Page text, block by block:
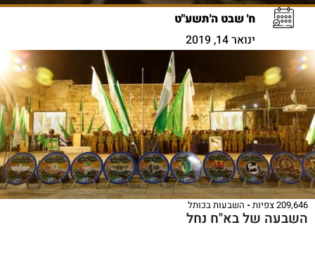
ח' שבט ה'תשע"ט
ינואר 14, 2019
209,646 צפיות השבעות בכותל
השבעה של בא"ח נחל